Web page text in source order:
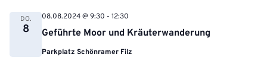
DO.
8 Geführte Moor und Kräuterwanderung
08.08.2024 @ 9:30 - 12:30
Parkplatz Schönramer Filz